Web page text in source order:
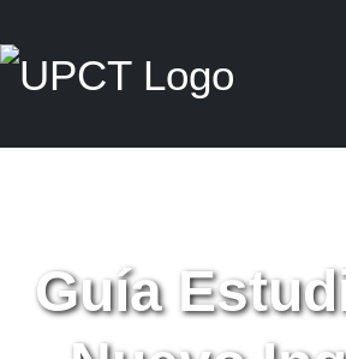
Guía